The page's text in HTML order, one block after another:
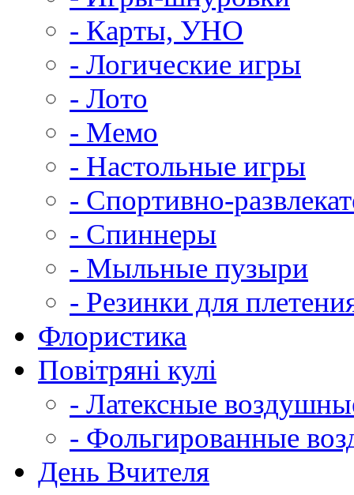
- Карты, УНО
- Логические игры
- Лото
- Мемо
- Настольные игры
- Спортивно-
- Спиннеры
- Мыльные пузыри
- Резинки для
Флористика
Повітряні кулі
- Латексные
- Фольгированные
День Вчителя